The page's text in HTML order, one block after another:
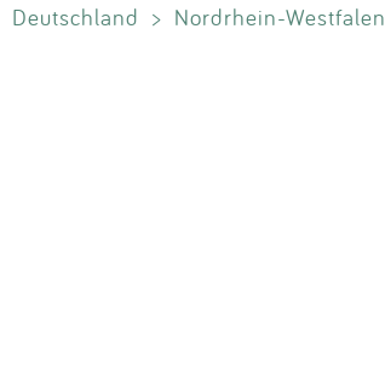
Deutschland > Nordrhein-Westfalen